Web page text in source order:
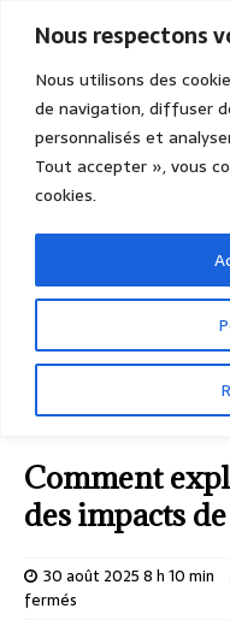
Nous respectons
Nous utilisons des
de navigation, diffuser
personnalisés et
Tout accepter », vous
cookies.
LE SAVIEZ-
localisation des impacts de
Comment
des impacts
30 août 2025 8 h 10 min
fermés